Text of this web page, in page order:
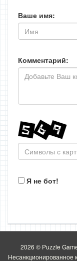
Ваше имя:
Комментарий:
Я не бот!
2026 © Puzzle
Несанкционированное